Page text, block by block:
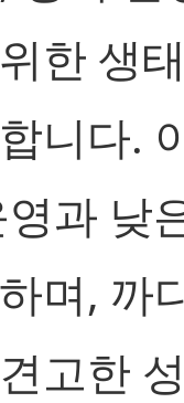
한 생
니다.
과 낮
며, 까
고한